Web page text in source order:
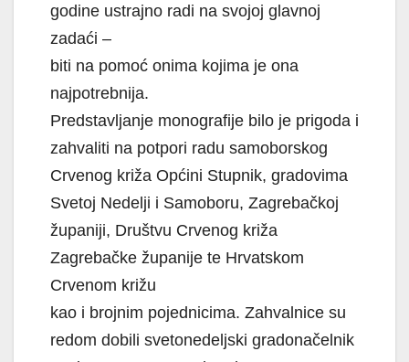
godine ustrajno radi na svojoj glavnoj
zadaći –
biti na pomoć onima kojima je ona
najpotrebnija.
Predstavljanje monografije bilo je prigoda i
zahvaliti na potpori radu samoborskog
Crvenog križa Općini Stupnik, gradovima
Svetoj Nedelji i Samoboru, Zagrebačkoj
županiji, Društvu Crvenog križa
Zagrebačke županije te Hrvatskom
Crvenom križu
kao i brojnim pojednicima. Zahvalnice su
redom dobili svetonedeljski gradonačelnik